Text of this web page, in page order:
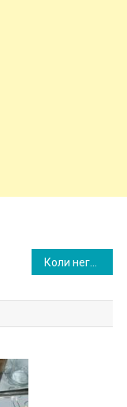
Коли негарній Риті одногрупник запропонував переїхати закордон, дівчина погодилася. І з цього дня її життя змінилося